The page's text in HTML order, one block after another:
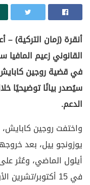
أنقرة (زمان التركية) –
القانوني زعيم المافيا
في قضية روجين
سيُصدر بيانًا توضيحيًا
الدعم.
واختفت روجين
أيلول الماضي، وعُثر
في 15 أكتوبر/تشرين الأول.